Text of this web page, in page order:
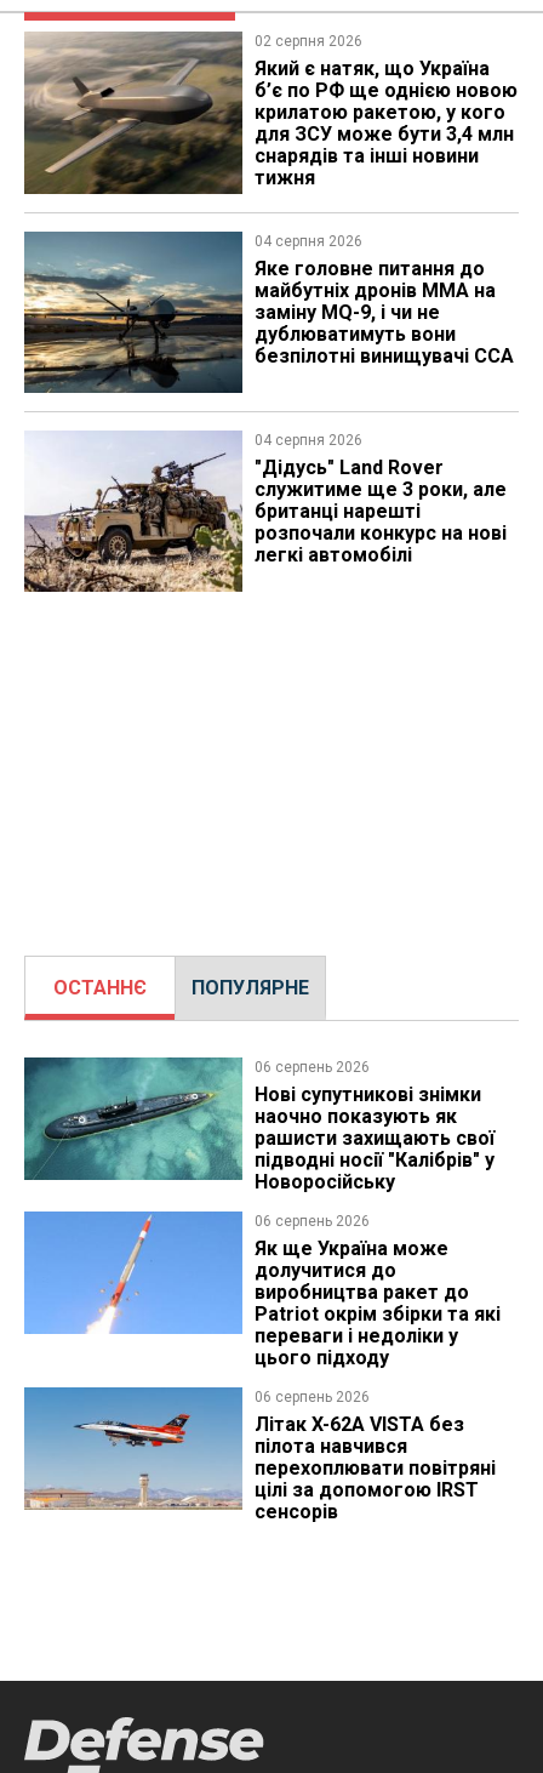
02 серпня 2026
Який є натяк, що Україна
б’є по РФ ще однією новою
крилатою ракетою, у кого
для ЗСУ може бути 3,4 млн
снарядів та інші новини
тижня
04 серпня 2026
Яке головне питання до
майбутніх дронів MMA на
заміну MQ-9, і чи не
дублюватимуть вони
безпілотні винищувачі CCA
04 серпня 2026
"Дідусь" Land Rover
служитиме ще 3 роки, але
британці нарешті
розпочали конкурс на нові
легкі автомобілі
ОСТАННЄ ПОПУЛЯРНЕ
06 серпень 2026
Нові супутникові знімки
наочно показують як
рашисти захищають свої
підводні носії "Калібрів" у
Новоросійську
06 серпень 2026
Як ще Україна може
долучитися до
виробництва ракет до
Patriot окрім збірки та які
переваги і недоліки у
цього підходу
06 серпень 2026
Літак X-62A VISTA без
пілота навчився
перехоплювати повітряні
цілі за допомогою IRST
сенсорів